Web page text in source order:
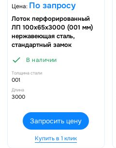
Цена: По запросу
Лоток перфорированный
ЛП 100х65х3000 (001 мм)
нержавеющая сталь,
стандартный замок
В наличии
Толщина стали
001
Длина
3000
Запросить цену
Купить в 1 клик